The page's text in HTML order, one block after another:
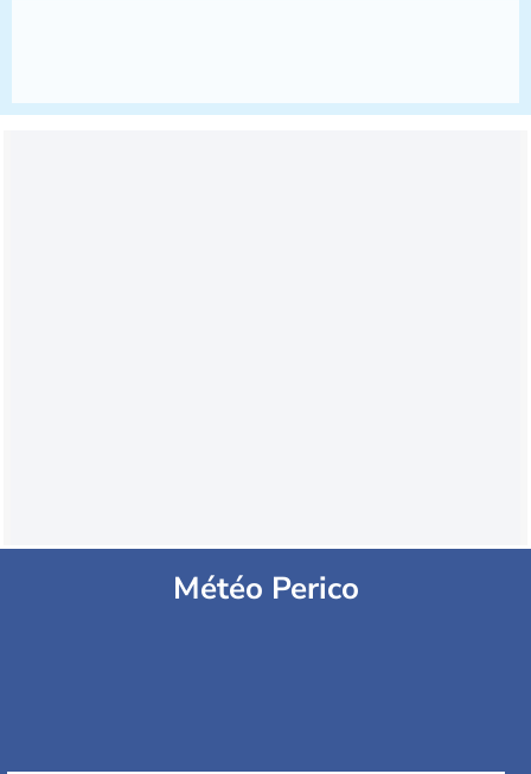
Météo Perico